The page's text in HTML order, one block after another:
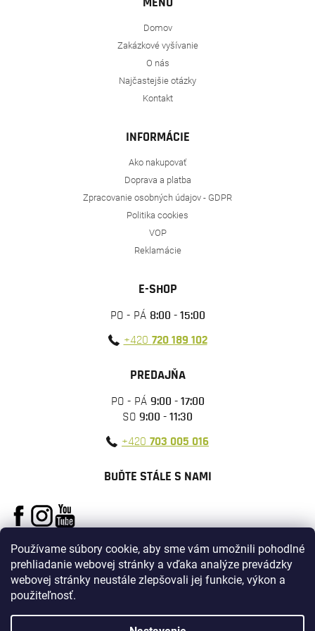
Používame súbory cookie, aby sme vám umožnili pohodlné
prehliadanie webovej stránky a vďaka analýze prevádzky
webovej stránky neustále zlepšovali jej funkcie, výkon a
použiteľnosť.
Domov
Zakázkové vyšívanie
O nás
Najčastejšie otázky
Kontakt
INFORMÁCIE
Ako nakupovať
Doprava a platba
Zpracovanie osobných údajov - GDPR
Politika cookies
VOP
Reklamácie
E-SHOP
PO - PÁ 8:00 - 15:00
+420 720 189 102
PREDAJŇA
PO - PÁ 9:00 - 17:00
SO 9:00 - 11:30
+420 703 005 016
BUĎTE STÁLE S NAMI
Vytvoril Shoptet